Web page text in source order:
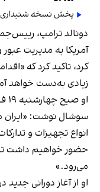
پخش نسخه شنیداری
دونالد ترامپ،
آمریکا به مدیریت
کرد، تاکید کرد که
زیادی به‌دست خواهد
سوشال نوشت: «ایران
انواع تجهیزات و
حضور خواهیم داشت
می‌رود.»
او از آغاز دورانی